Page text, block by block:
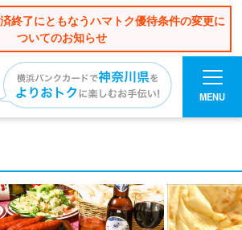
終了にともなうハマトク優待条件の変更に
ついてのお知らせ
MENU